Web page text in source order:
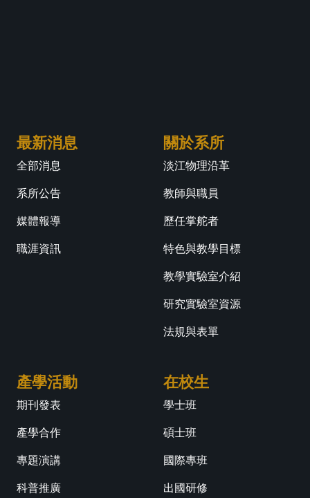
最新消息
全部消息
系所公告
媒體報導
職涯資訊
關於系所
淡江物理沿革
教師與職員
歷任掌舵者
特色與教學目標
教學實驗室介紹
研究實驗室資源
法規與表單
產學活動
期刊發表
產學合作
專題演講
科普推廣
在校生
學士班
碩士班
國際專班
出國研修